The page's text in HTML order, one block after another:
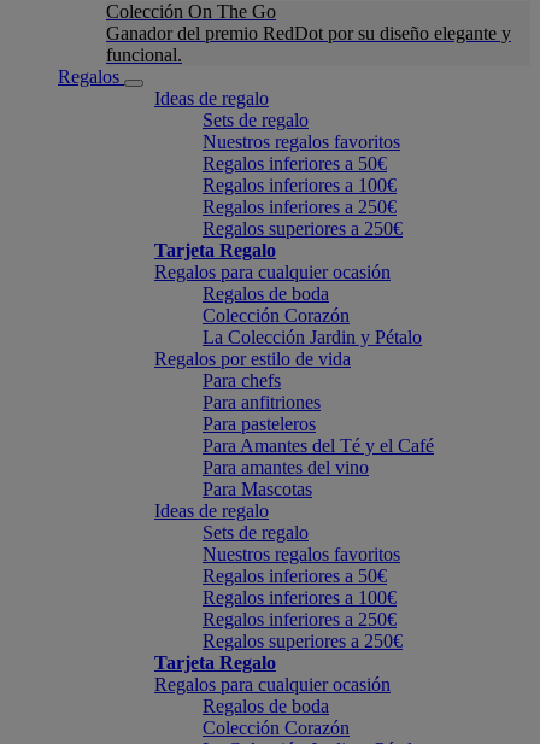
Colección On The Go
Ganador del premio RedDot por su diseño elegante y
funcional.
Regalos
Ideas de regalo
Sets de regalo
Nuestros regalos favoritos
Regalos inferiores a 50€
Regalos inferiores a 100€
Regalos inferiores a 250€
Regalos superiores a 250€
Tarjeta Regalo
Regalos para cualquier ocasión
Regalos de boda
Colección Corazón
La Colección Jardin y Pétalo
Regalos por estilo de vida
Para chefs
Para anfitriones
Para pasteleros
Para Amantes del Té y el Café
Para amantes del vino
Para Mascotas
Ideas de regalo
Sets de regalo
Nuestros regalos favoritos
Regalos inferiores a 50€
Regalos inferiores a 100€
Regalos inferiores a 250€
Regalos superiores a 250€
Tarjeta Regalo
Regalos para cualquier ocasión
Regalos de boda
Colección Corazón